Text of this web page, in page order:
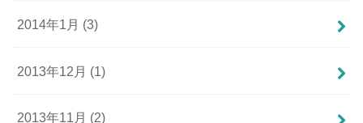
2014年1月 (3)
2013年12月 (1)
2013年11月 (2)